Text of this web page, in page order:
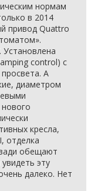
нормам
в 2014
привод Quattro
Установлена
control) с
А
диаметром
кресла,
отделка
обещают
эту
далеко. Нет